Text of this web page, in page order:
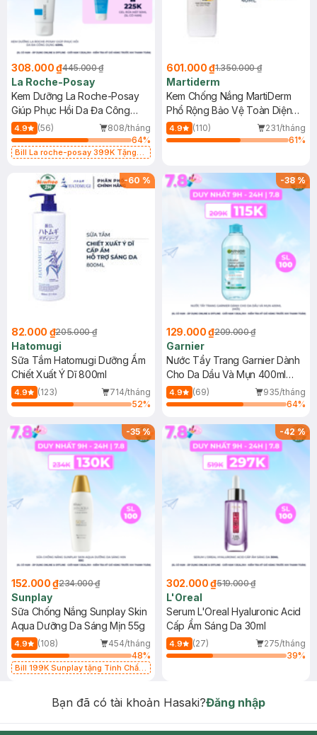
308.000 ₫445.000 ₫
La Roche-Posay
Kem Dưỡng La Roche-Posay
Giúp Phục Hồi Da Đa Công
Dụng 40ml
4.9 (56)
808/tháng
64%
Bill La roche-posay 399K Tặng
(SL có hạn)
601.000 ₫1.350.000 ₫
Martiderm
Kem Chống Nắng MartiDerm
Phổ Rộng Bảo Vệ Toàn Diện
40ml
4.9 (110)
231/tháng
61%
-60 %
82.000 ₫205.000 ₫
Hatomugi
Sữa Tắm Hatomugi Dưỡng Ẩm
Chiết Xuất Ý Dĩ 800ml
4.9 (123)
714/tháng
52%
-38%
129.000 ₫209.000 ₫
Garnier
Nước Tẩy Trang Garnier Dành
Cho Da Dầu Và Mụn 400ml
(Mới)
4.9 (69)
935/tháng
64%
-35%
152.000 ₫234.000 ₫
Sunplay
Sữa Chống Nắng Sunplay Skin
Aqua Dưỡng Da Sáng Mịn 55g
4.9 (108)
454/tháng
48%
Bill 199K Sunplay tặng Tinh Chất
-42%
302.000 ₫519.000 ₫
L'Oreal
Serum L'Oreal Hyaluronic Acid
Cấp Ẩm Sáng Da 30ml
4.9 (27)
275/tháng
39%
Bạn đã có tài khoản Hasaki?Đăng nhập